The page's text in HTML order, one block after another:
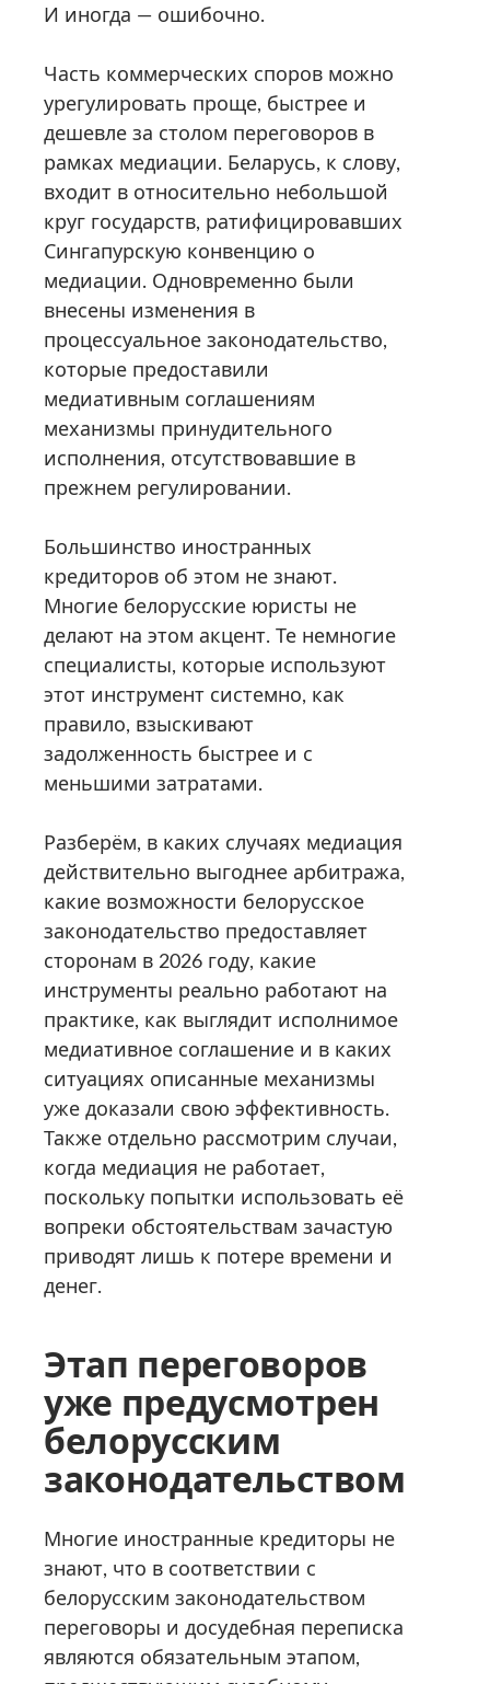
И иногда — ошибочно.
Часть коммерческих споров можно
урегулировать проще, быстрее и
дешевле за столом переговоров в
рамках медиации. Беларусь, к слову,
входит в относительно небольшой
круг государств, ратифицировавших
Сингапурскую конвенцию о
медиации. Одновременно были
внесены изменения в
процессуальное законодательство,
которые предоставили
медиативным соглашениям
механизмы принудительного
исполнения, отсутствовавшие в
прежнем регулировании.
Большинство иностранных
кредиторов об этом не знают.
Многие белорусские юристы не
делают на этом акцент. Те немногие
специалисты, которые используют
этот инструмент системно, как
правило, взыскивают
задолженность быстрее и с
меньшими затратами.
Разберём, в каких случаях медиация
действительно выгоднее арбитража,
какие возможности белорусское
законодательство предоставляет
сторонам в 2026 году, какие
инструменты реально работают на
практике, как выглядит исполнимое
медиативное соглашение и в каких
ситуациях описанные механизмы
уже доказали свою эффективность.
Также отдельно рассмотрим случаи,
когда медиация не работает,
поскольку попытки использовать её
вопреки обстоятельствам зачастую
приводят лишь к потере времени и
денег.
Этап переговоров
уже предусмотрен
белорусским
законодательством
Многие иностранные кредиторы не
знают, что в соответствии с
белорусским законодательством
переговоры и досудебная переписка
являются обязательным этапом,